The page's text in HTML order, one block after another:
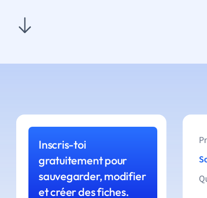
Inscris-toi
gratuitement pour
sauvegarder, modifier
et créer des fiches.